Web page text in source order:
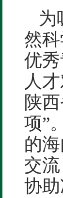
为
然
优
人
陕
项”
的
交
协助